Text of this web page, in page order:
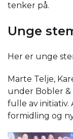
tenker på.
Unge
Her er unge
Marte Telje,
under Bobler &
fulle av
formidling og